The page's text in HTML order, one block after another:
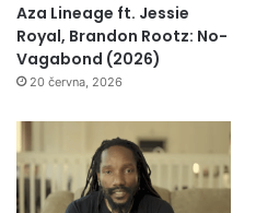
Aza Lineage ft. Jessie
Royal, Brandon Rootz: No-
Vagabond (2026)
20 června, 2026